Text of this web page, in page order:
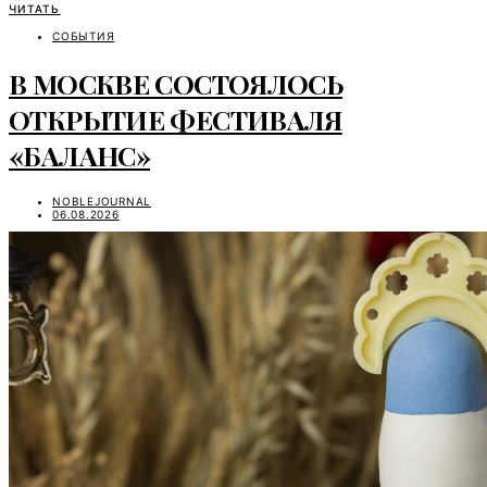
ЧИТАТЬ
СОБЫТИЯ
В МОСКВЕ СОСТОЯЛОСЬ
ОТКРЫТИЕ ФЕСТИВАЛЯ
«БАЛАНС»
NOBLEJOURNAL
06.08.2026